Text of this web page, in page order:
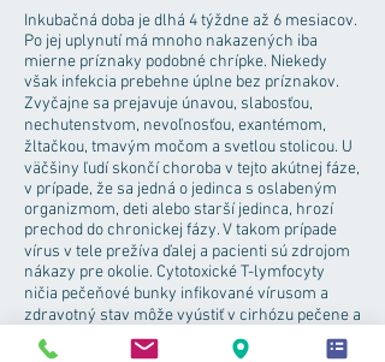
Inkubačná doba je dlhá 4 týždne až 6 mesiacov.
Po jej uplynutí má mnoho nakazených iba
mierne príznaky podobné chrípke. Niekedy
však infekcia prebehne úplne bez príznakov.
Zvyčajne sa prejavuje únavou, slabosťou,
nechutenstvom, nevoľnosťou, exantémom,
žltačkou, tmavým močom a svetlou stolicou. U
väčšiny ľudí skončí choroba v tejto akútnej fáze,
v prípade, že sa jedná o jedinca s oslabeným
organizmom, deti alebo starší jedinca, hrozí
prechod do chronickej fázy. V takom prípade
vírus v tele prežíva ďalej a pacienti sú zdrojom
nákazy pre okolie. Cytotoxické T-lymfocyty
ničia pečeňové bunky infikované vírusom a
zdravotný stav môže vyústiť v cirhózu pečene a
následne aj v hepatocelulárny karcinóm (nádor
pečene).